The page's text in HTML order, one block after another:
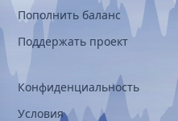
Пополнить баланс
Поддержать проект
Конфиденциальность
Условия